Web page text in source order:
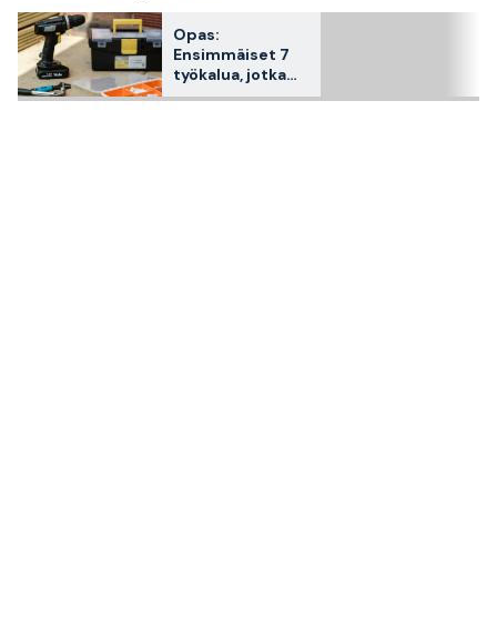
Opas:
Ensimmäiset 7
työkalua, jotka
sinun tulisi